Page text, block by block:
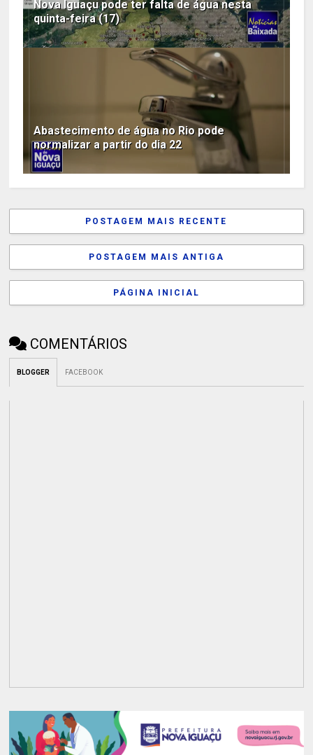
Nova Iguaçu pode ter falta de água nesta
quinta-feira (17)
Abastecimento de água no Rio pode
normalizar a partir do dia 22
POSTAGEM MAIS RECENTE
POSTAGEM MAIS ANTIGA
PÁGINA INICIAL
COMENTÁRIOS
BLOGGER FACEBOOK